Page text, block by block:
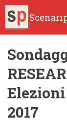
2017